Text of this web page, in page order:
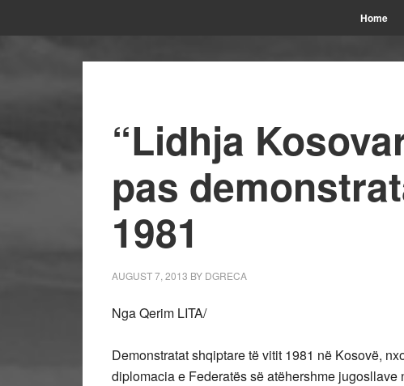
Home
“Lidhja
pas
1981
AUGUST 7, 2013 BY DGRECA
Nga Qerim LITA/
Demonstratat shqiptare të vitit 1981 në Kosovë,
diplomacia e Federatës së atëhershme jugosllave